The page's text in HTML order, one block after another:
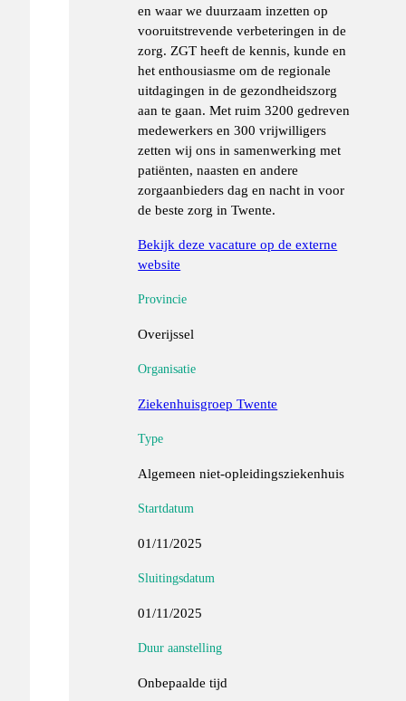
en waar we duurzaam inzetten op
vooruitstrevende verbeteringen in de
zorg. ZGT heeft de kennis, kunde en
het enthousiasme om de regionale
uitdagingen in de gezondheidszorg
aan te gaan. Met ruim 3200 gedreven
medewerkers en 300 vrijwilligers
zetten wij ons in samenwerking met
patiënten, naasten en andere
zorgaanbieders dag en nacht in voor
de beste zorg in Twente.
Bekijk deze vacature op de externe
website
Provincie
Overijssel
Organisatie
Ziekenhuisgroep Twente
Type
Algemeen niet-opleidingsziekenhuis
Startdatum
01/11/2025
Sluitingsdatum
01/11/2025
Duur aanstelling
Onbepaalde tijd